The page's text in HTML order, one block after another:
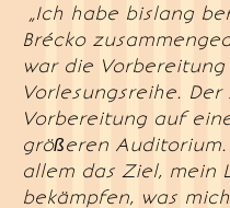
„Ich habe bislang
Brécko
war die
Vorlesungsreihe.
Vorbereitung auf
größeren
allem das Ziel, mein
bekämpfen, was